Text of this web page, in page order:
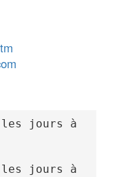
les jours à
les jours à